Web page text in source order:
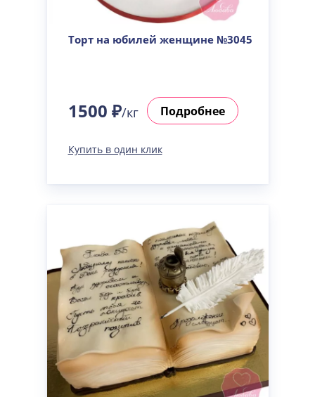
Торт на юбилей женщине №3045
1500 ₽/кг Подробнее
Купить в один клик